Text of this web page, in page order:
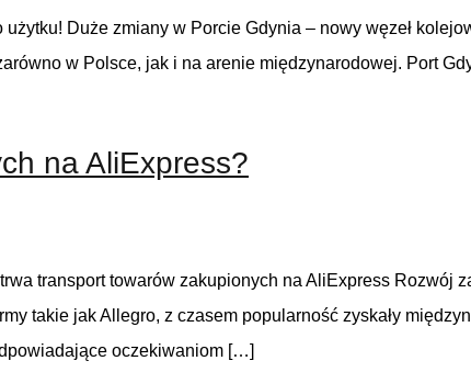
Duże zmiany w Porcie Gdynia – nowy węzeł
w Polsce, jak i na arenie międzynarodowej. Port
na AliExpress?
transport towarów zakupionych na AliExpress Rozwój
takie jak Allegro, z czasem popularność zyskały
oczekiwaniom […]